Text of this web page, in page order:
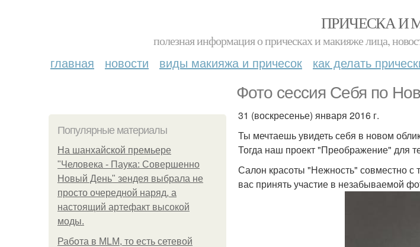
ПРИЧЕСКА И
полезная информация о прическах и макияже лица,
главная новости виды макияжа и причесок как делать
Фото сессия Себя по
Популярные материалы
На шанхайской премьере
"Человека - Паука: Совершенно
Новый День" зендея выбрала не
просто очередной наряд, а
настоящий артефакт высокой
моды.
Работа в MLM, то есть сетевой
31 (воскресенье) января 2016 г.
Ты мечтаешь увидеть себя в новом
Тогда наш проект "Преображение" для
Салон красоты "Нежность" совместно с
вас принять участие в незабываемой